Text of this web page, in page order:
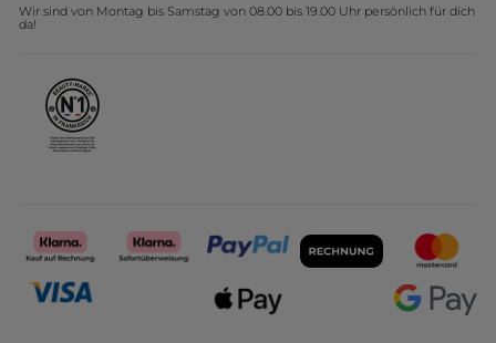
Kollektion Monoi Yves Rocher
Affiliate Programm
Wir sind von Montag bis Samstag von 08.00 bis 19.00 Uhr persönlich für dich
da!